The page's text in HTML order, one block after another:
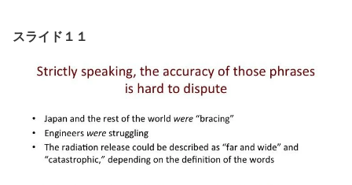
スライド１１